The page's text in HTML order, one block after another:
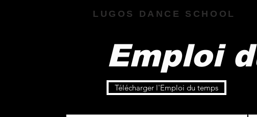
LUGOS DANCE SCHOOL
Emploi
Télécharger l'Emploi du temps